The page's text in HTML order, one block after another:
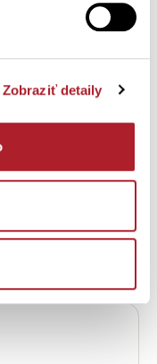
Zobraziť detaily